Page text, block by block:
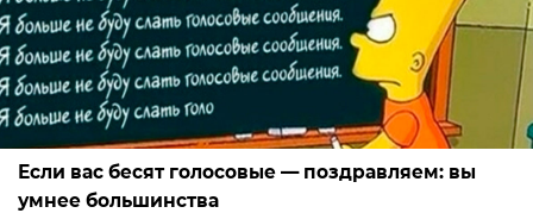
Если вас бесят голосовые — поздравляем: вы
умнее большинства